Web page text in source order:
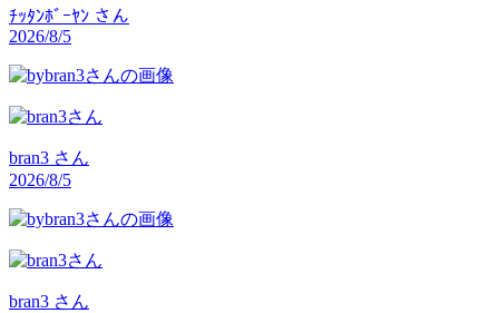
ﾁｯﾀﾝﾎﾞｰﾔﾝ さん
2026/8/5
bran3 さん
2026/8/5
bran3 さん